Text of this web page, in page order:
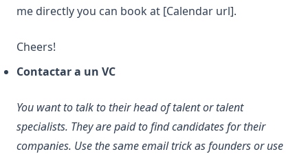
me directly you can book at [Calendar url].
Cheers!
Contactar a un VC
You want to talk to their head of talent or talent
specialists. They are paid to find candidates for their
companies. Use the same email trick as founders or use